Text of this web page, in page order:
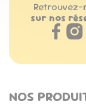
Retrouvez-
sur nos
NOS